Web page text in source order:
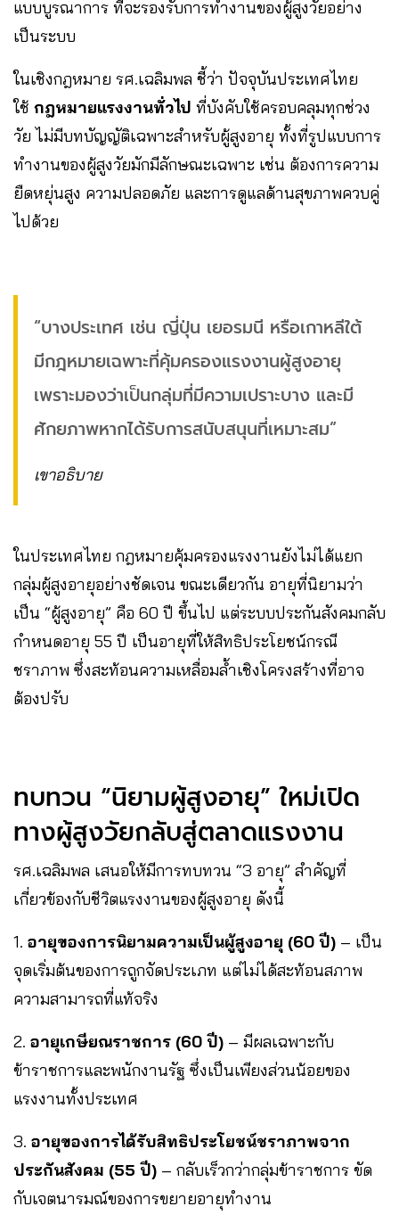
แบบบูรณาการ ที่จะรองรับการทำงานของผู้สูงวัยอย่าง
เป็นระบบ
ในเชิงกฎหมาย รศ.เฉลิมพล ชี้ว่า ปัจจุบันประเทศไทย
ใช้ กฎหมายแรงงานทั่วไป ที่บังคับใช้ครอบคลุมทุกช่วง
วัย ไม่มีบทบัญญัติเฉพาะสำหรับผู้สูงอายุ ทั้งที่รูปแบบการ
ทำงานของผู้สูงวัยมักมีลักษณะเฉพาะ เช่น ต้องการความ
ยืดหยุ่นสูง ความปลอดภัย และการดูแลด้านสุขภาพควบคู่
ไปด้วย
“บางประเทศ เช่น ญี่ปุ่น เยอรมนี หรือเกาหลีใต้
มีกฎหมายเฉพาะที่คุ้มครองแรงงานผู้สูงอายุ
เพราะมองว่าเป็นกลุ่มที่มีความเปราะบาง และมี
ศักยภาพหากได้รับการสนับสนุนที่เหมาะสม”
เขาอธิบาย
ในประเทศไทย กฎหมายคุ้มครองแรงงานยังไม่ได้แยก
กลุ่มผู้สูงอายุอย่างชัดเจน ขณะเดียวกัน อายุที่นิยามว่า
เป็น “ผู้สูงอายุ” คือ 60 ปี ขึ้นไป แต่ระบบประกันสังคมกลับ
กำหนดอายุ 55 ปี เป็นอายุที่ให้สิทธิประโยชน์กรณี
ชราภาพ ซึ่งสะท้อนความเหลื่อมล้ำเชิงโครงสร้างที่อาจ
ต้องปรับ
ทบทวน “นิยามผู้สูงอายุ” ใหม่เปิด
ทางผู้สูงวัยกลับสู่ตลาดแรงงาน
รศ.เฉลิมพล เสนอให้มีการทบทวน “3 อายุ” สำคัญที่
เกี่ยวข้องกับชีวิตแรงงานของผู้สูงอายุ ดังนี้
1. อายุของการนิยามความเป็นผู้สูงอายุ (60 ปี) – เป็น
จุดเริ่มต้นของการถูกจัดประเภท แต่ไม่ได้สะท้อนสภาพ
ความสามารถที่แท้จริง
2. อายุเกษียณราชการ (60 ปี) – มีผลเฉพาะกับ
ข้าราชการและพนักงานรัฐ ซึ่งเป็นเพียงส่วนน้อยของ
แรงงานทั้งประเทศ
3. อายุของการได้รับสิทธิประโยชน์ชราภาพจาก
ประกันสังคม (55 ปี) – กลับเร็วกว่ากลุ่มข้าราชการ ขัด
กับเจตนารมณ์ของการขยายอายุทำงาน